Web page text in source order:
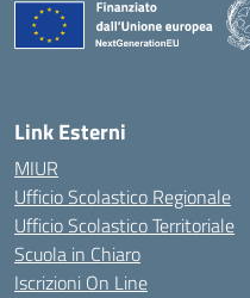
Link Esterni
MIUR
Ufficio Scolastico Regionale
Ufficio Scolastico Territoriale
Scuola in Chiaro
Iscrizioni On Line